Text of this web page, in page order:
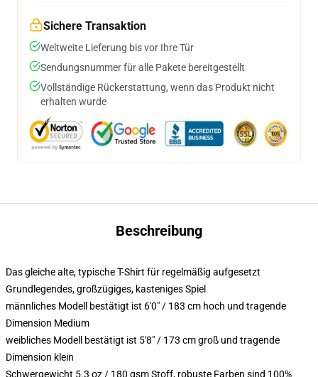
Sichere Transaktion
Weltweite Lieferung bis vor Ihre Tür
Sendungsnummer für alle Pakete bereitgestellt
Vollständige Rückerstattung, wenn das Produkt nicht
erhalten wurde
Beschreibung
Das gleiche alte, typische T-Shirt für regelmäßig aufgesetzt
Grundlegendes, großzügiges, kasteniges Spiel
männliches Modell bestätigt ist 6'0" / 183 cm hoch und tragende
Dimension Medium
weibliches Modell bestätigt ist 5'8" / 173 cm groß und tragende
Dimension klein
Schwergewicht 5.3 oz / 180 gsm Stoff, robuste Farben sind 100%